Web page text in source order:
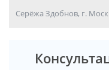
Серёжа Здобнов, г.